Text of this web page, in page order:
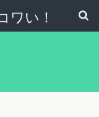
ワい！